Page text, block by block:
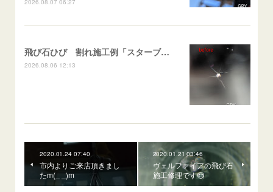
2026.08.07 06:27
飛び石ひび 割れ施工例「スターブレイク系」 フリード
2026.08.06 12:13
2020.01.24 07:40
市内よりご来店頂きまし
たm(_ _)m
2020.01.21 03:46
ヴェルファイアの飛び石
施工修理です🧐